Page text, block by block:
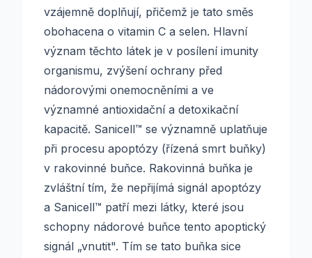
vzájemně doplňují, přičemž je tato směs
obohacena o vitamin C a selen. Hlavní
význam těchto látek je v posílení imunity
organismu, zvýšení ochrany před
nádorovými onemocněními a ve
významné antioxidační a detoxikační
kapacitě. Sanicell™ se významně uplatňuje
při procesu apoptózy (řízená smrt buňky)
v rakovinné buňce. Rakovinná buňka je
zvláštní tím, že nepřijímá signál apoptózy
a Sanicell™ patří mezi látky, které jsou
schopny nádorové buňce tento apoptický
signál „vnutit". Tím se tato buňka sice